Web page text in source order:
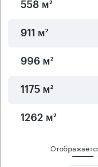
558 м²
911 м²
996 м²
1175 м²
1262 м²